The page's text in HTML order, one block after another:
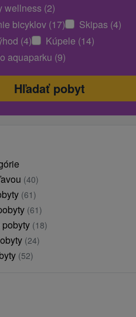
wellness (2)
bicyklov (17)
Skipas (4)
(4)
Kúpele (14)
aquaparku (9)
(40)
(61)
(61)
(18)
(24)
(52)